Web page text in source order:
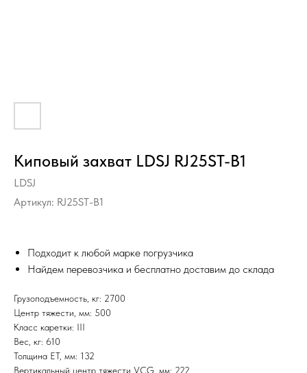
Киповый захват LDSJ RJ25ST-B1
LDSJ
Артикул: RJ25ST-B1
Подходит к любой марке погрузчика
Найдем перевозчика и бесплатно доставим до склада
Грузоподъемность, кг: 2700
Центр тяжести, мм: 500
Класс каретки: III
Вес, кг: 610
Толщина ET, мм: 132
Вертикальный центр тяжести VCG, мм: 222